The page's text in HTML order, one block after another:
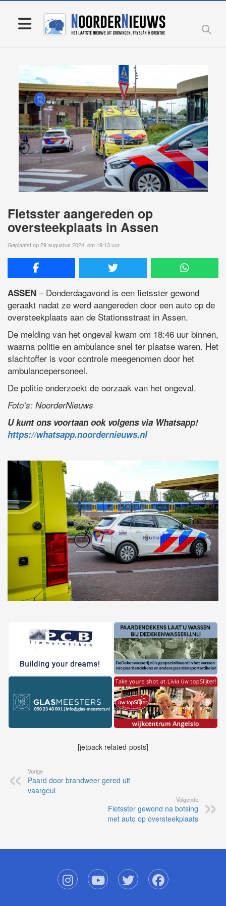
Fietsster aangereden op
oversteekplaats in Assen
Geplaatst op 29 augustus 2024, om 19:13 uur
ASSEN – Donderdagavond is een fietsster gewond
geraakt nadat ze werd aangereden door een auto op de
oversteekplaats aan de Stationsstraat in Assen.
De melding van het ongeval kwam om 18:46 uur binnen,
waarna politie en ambulance snel ter plaatse waren. Het
slachtoffer is voor controle meegenomen door het
ambulancepersoneel.
De politie onderzoekt de oorzaak van het ongeval.
Foto’s: NoorderNieuws
U kunt ons voortaan ook volgens via Whatsapp!
https://whatsapp.noordernieuws.nl
[jetpack-related-posts]
Vorige
Paard door brandweer gered uit
vaargeul
Volgende
Fietsster gewond na botsing
met auto op oversteekplaats